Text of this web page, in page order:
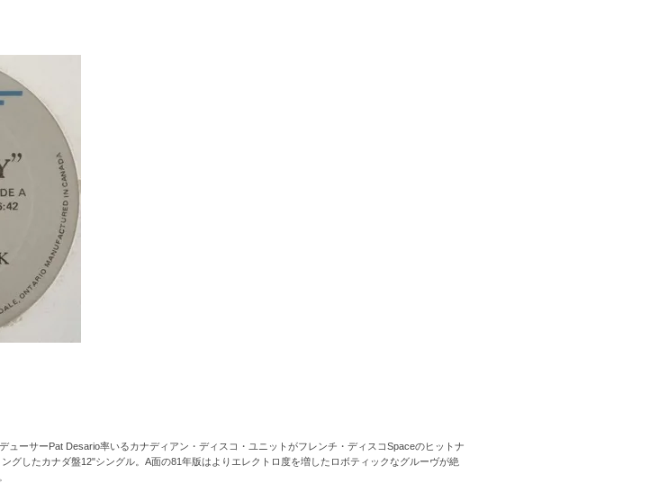
ーサーPat Desario率いるカナディアン・ディスコ・ユニットがフレンチ・ディスコSpaceのヒットナ
グしたカナダ盤12"シングル。A面の81年版はよりエレクトロ度を増したロボティックなグルーヴが絶